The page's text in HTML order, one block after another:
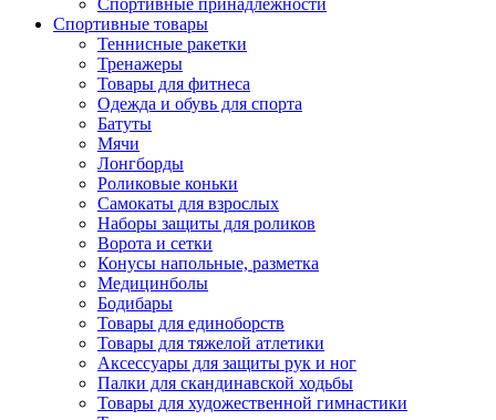
Спортивные принадлежности
Спортивные товары
Теннисные ракетки
Тренажеры
Товары для фитнеса
Одежда и обувь для спорта
Батуты
Мячи
Лонгборды
Роликовые коньки
Самокаты для взрослых
Наборы защиты для роликов
Ворота и сетки
Конусы напольные, разметка
Медицинболы
Бодибары
Товары для единоборств
Товары для тяжелой атлетики
Аксессуары для защиты рук и ног
Палки для скандинавской ходьбы
Товары для художественной гимнастики